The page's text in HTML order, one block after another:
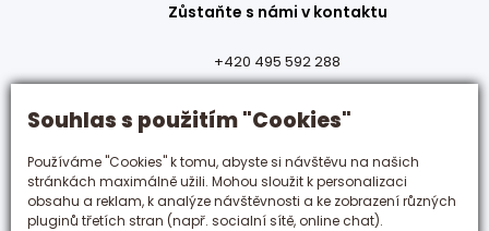
Souhlas s použitím "Cookies"
Používáme "Cookies" k tomu, abyste si návštěvu na našich
stránkách maximálně užili. Mohou sloužit k personalizaci
obsahu a reklam, k analýze návštěvnosti a ke zobrazení různých
pluginů třetích stran (např. socialní sítě, online chat).
Zůstaňte s námi v kontaktu
+420 495 592 288
hotelovka@hotelovka.cz
500 03 Hradec Králové